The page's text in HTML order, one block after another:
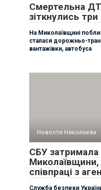
Смертельна
зіткнулись
На Миколаївщині
сталася дорожньо-
вантажівки, автобуса
Новости Николаева
СБУ
Миколаївщини,
співпраці з
Служба безпеки